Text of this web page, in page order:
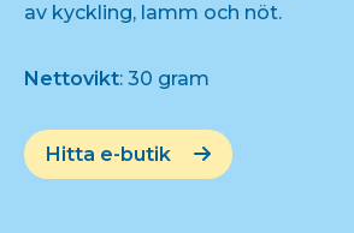
av kyckling, lamm och nöt.
Nettovikt: 30 gram
Hitta e-butik